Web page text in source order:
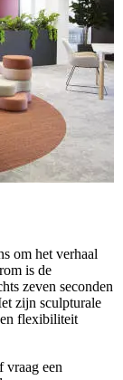
om het verhaal
is de
zeven seconden
zijn sculpturale
flexibiliteit
een